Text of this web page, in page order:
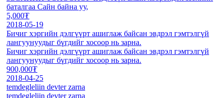
баталгаа Сайн байна уу,
5,000₮
2018-05-19
Бичиг хэргийн дэлгүүрт ашиглаж байсан эвдрэл гэмтэлгүй
лангуунуудыг бүгдийг хосоор нь зарна.
Бичиг хэргийн дэлгүүрт ашиглаж байсан эвдрэл гэмтэлгүй
лангуунуудыг бүгдийг хосоор нь зарна.
900,000₮
2018-04-25
temdegleliin devter zarna
temdegleliin devter zarna